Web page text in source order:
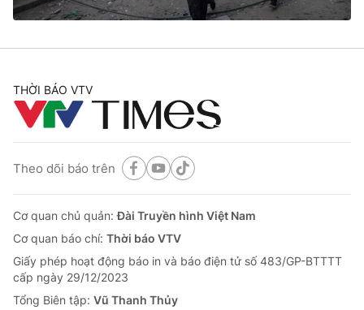
THỜI BÁO VTV
Theo dõi báo trên
Cơ quan chủ quản:Đài Truyền hình Việt Nam
Cơ quan báo chí: Thời báo VTV
Giấy phép hoạt động báo in và báo điện tử số 483/GP-BTTTT
cấp ngày 29/12/2023
Tổng Biên tập: Vũ Thanh Thủy